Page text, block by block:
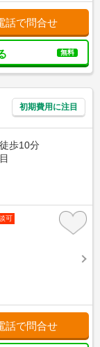
話で問合せ
無料
初期費用に注目
歩10分
可
話で問合せ